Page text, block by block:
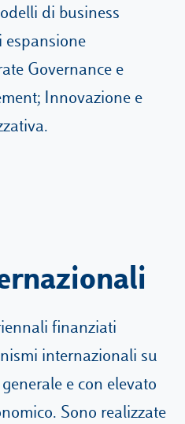
di business
espansione
Governance e
Innovazione e
finanziati
internazionali su
e con elevato
Sono realizzate